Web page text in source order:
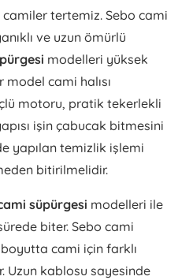
camiler tertemiz. Sebo cami
ve uzun ömürlü
modelleri yüksek
cami halısı
motoru, pratik tekerlekli
işin çabucak bitmesini
yapılan temizlik işlemi
bitirilmelidir.
süpürgesi modelleri ile
biter. Sebo cami
cami için farklı
Uzun kablosu sayesinde